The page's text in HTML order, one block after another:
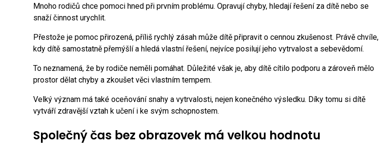
Mnoho rodičů chce pomoci hned při prvním problému. Opravují chyby, hledají řešení za dítě nebo se
snaží činnost urychlit.
Přestože je pomoc přirozená, příliš rychlý zásah může dítě připravit o cennou zkušenost. Právě chvíle,
kdy dítě samostatně přemýšlí a hledá vlastní řešení, nejvíce posilují jeho vytrvalost a sebevědomí.
To neznamená, že by rodiče neměli pomáhat. Důležité však je, aby dítě cítilo podporu a zároveň mělo
prostor dělat chyby a zkoušet věci vlastním tempem.
Velký význam má také oceňování snahy a vytrvalosti, nejen konečného výsledku. Díky tomu si dítě
vytváří zdravější vztah k učení i ke svým schopnostem.
Společný čas bez obrazovek má velkou hodnotu